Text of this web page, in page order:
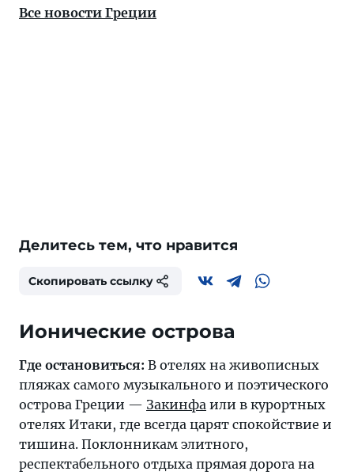
Все новости Греции
Делитесь тем, что нравится
Скопировать ссылку
Ионические острова
Где остановиться: В отелях на живописных
пляжах самого музыкального и поэтического
острова Греции — Закинфа или в курортных
отелях Итаки, где всегда царят спокойствие и
тишина. Поклонникам элитного,
респектабельного отдыха прямая дорога на